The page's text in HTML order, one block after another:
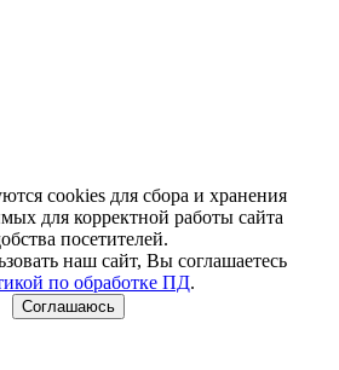
cookies для сбора и хранения
для корректной работы сайта
посетителей.
наш сайт, Вы соглашаетесь
по обработке ПД.
Соглашаюсь